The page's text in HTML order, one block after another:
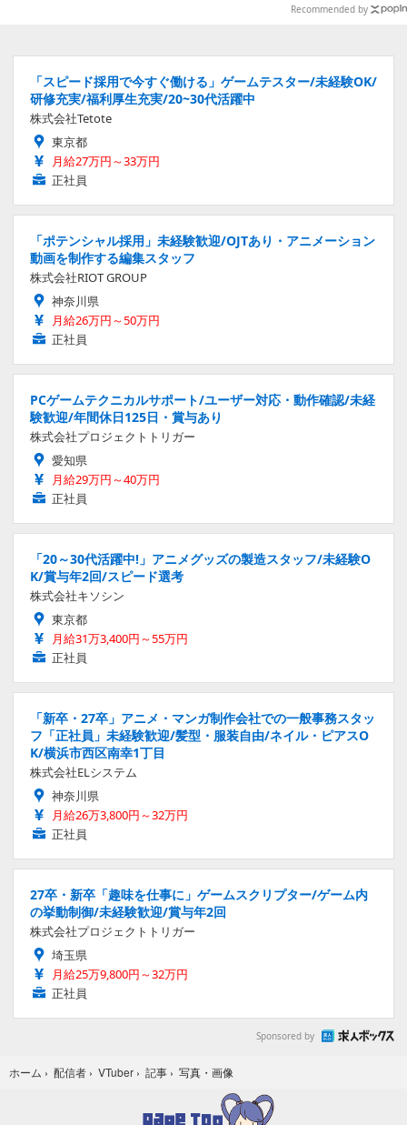
Recommended by
「スピード採用で今すぐ働ける」ゲームテスター/未経験OK/
研修充実/福利厚生充実/20~30代活躍中
株式会社Tetote
東京都
月給27万円～33万円
正社員
「ポテンシャル採用」未経験歓迎/OJTあり・アニメーション
動画を制作する編集スタッフ
株式会社RIOT GROUP
神奈川県
月給26万円～50万円
正社員
PCゲームテクニカルサポート/ユーザー対応・動作確認/未経
験歓迎/年間休日125日・賞与あり
株式会社プロジェクトトリガー
愛知県
月給29万円～40万円
正社員
「20～30代活躍中!」アニメグッズの製造スタッフ/未経験O
K/賞与年2回/スピード選考
株式会社キソシン
東京都
月給31万3,400円～55万円
正社員
「新卒・27卒」アニメ・マンガ制作会社での一般事務スタッ
フ「正社員」未経験歓迎/髪型・服装自由/ネイル・ピアスO
K/横浜市西区南幸1丁目
株式会社ELシステム
神奈川県
月給26万3,800円～32万円
正社員
27卒・新卒「趣味を仕事に」ゲームスクリプター/ゲーム内
の挙動制御/未経験歓迎/賞与年2回
株式会社プロジェクトトリガー
埼玉県
月給25万9,800円～32万円
正社員
Sponsored by
ホーム › 配信者 › VTuber › 記事 › 写真・画像